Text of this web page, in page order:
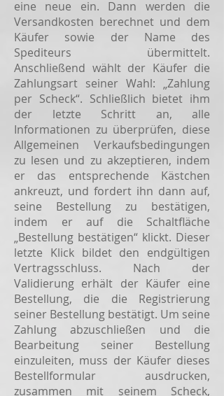
eine neue ein. Dann werden die
Versandkosten berechnet und dem
Käufer sowie der Name des
Spediteurs übermittelt.
Anschließend wählt der Käufer die
Zahlungsart seiner Wahl: „Zahlung
per Scheck“. Schließlich bietet ihm
der letzte Schritt an, alle
Informationen zu überprüfen, diese
Allgemeinen Verkaufsbedingungen
zu lesen und zu akzeptieren, indem
er das entsprechende Kästchen
ankreuzt, und fordert ihn dann auf,
seine Bestellung zu bestätigen,
indem er auf die Schaltfläche
„Bestellung bestätigen“ klickt. Dieser
letzte Klick bildet den endgültigen
Vertragsschluss. Nach der
Validierung erhält der Käufer eine
Bestellung, die die Registrierung
seiner Bestellung bestätigt. Um seine
Zahlung abzuschließen und die
Bearbeitung seiner Bestellung
einzuleiten, muss der Käufer dieses
Bestellformular ausdrucken,
zusammen mit seinem Scheck,